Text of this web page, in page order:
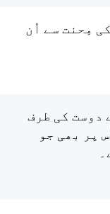
مِحنت سے اُن
دوست کی طرف
پر بھی جو